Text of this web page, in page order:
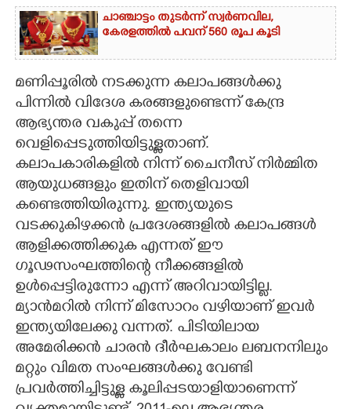
ചാഞ്ചാട്ടം തുടർന്ന് സ്വർണവില,
കേരളത്തിൽ പവന് 560 രൂപ കൂടി
മണിപ്പൂരിൽ നടക്കുന്ന കലാപങ്ങൾക്കു
പിന്നിൽ വിദേശ കരങ്ങളുണ്ടെന്ന് കേന്ദ്ര
ആഭ്യന്തര വകുപ്പ് തന്നെ
വെളിപ്പെടുത്തിയിട്ടുള്ളതാണ്.
കലാപകാരികളിൽ നിന്ന് ചൈനീസ് നിർമ്മിത
ആയുധങ്ങളും ഇതിന് തെളിവായി
കണ്ടെത്തിയിരുന്നു. ഇന്ത്യയുടെ
വടക്കുകിഴക്കൻ പ്രദേശങ്ങളിൽ കലാപങ്ങൾ
ആളിക്കത്തിക്കുക എന്നത് ഈ
ഗൂഢസംഘത്തിന്റെ നീക്കങ്ങളിൽ
ഉൾപ്പെട്ടിരുന്നോ എന്ന് അറിവായിട്ടില്ല.
മ്യാൻമറിൽ നിന്ന് മിസോറം വഴിയാണ് ഇവർ
ഇന്ത്യയിലേക്കു വന്നത്. പിടിയിലായ
അമേരിക്കൻ ചാരൻ ദീർഘകാലം ലബനനിലും
മറ്റും വിമത സംഘങ്ങൾക്കു വേണ്ടി
പ്രവർത്തിച്ചിട്ടുള്ള കൂലിപ്പടയാളിയാണെന്ന്